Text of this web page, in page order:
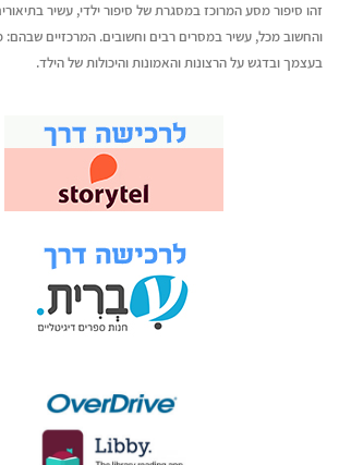
זהו סיפור מסע המרוכז במסגרת של סיפור ילדי, עשיר
והחשוב מכל, עשיר במסרים רבים וחשובים. המרכזיים
בעצמך ובדגש על הרצונות והאמונות והיכולות של הילד.